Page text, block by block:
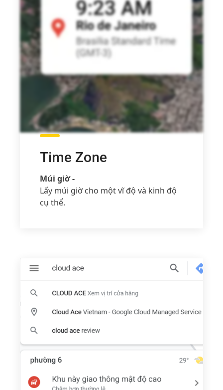
Time Zone
Múi giờ -
Lấy múi giờ cho một vĩ độ và kinh độ
cụ thể.